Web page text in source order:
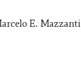
E. Mazzanti